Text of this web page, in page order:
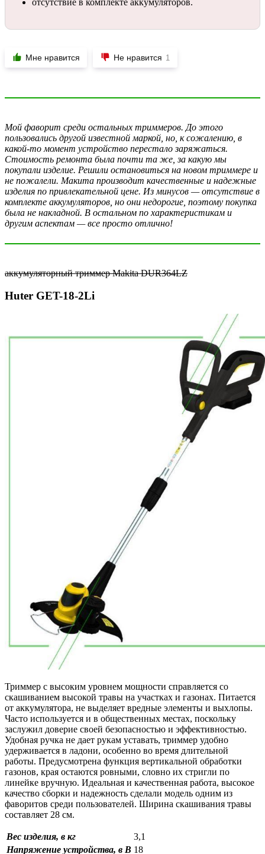
отсутствие в комплекте аккумуляторов.
Мне нравится Не нравится 1
Мой фаворит среди остальных триммеров. До этого
пользовались другой известной маркой, но, к сожалению, в
какой-то момент устройство перестало заряжаться.
Стоимость ремонта была почти та же, за какую мы
покупали изделие. Решили остановиться на новом триммере и
не пожалели. Макита производит качественные и надежные
изделия по привлекательной цене. Из минусов — отсутствие в
комплекте аккумуляторов, но они недорогие, поэтому покупка
была не накладной. В остальном по характеристикам и
другим аспектам — все просто отлично!
аккумуляторный триммер Makita DUR364LZ
Huter GET-18-2Li
Триммер с высоким уровнем мощности справляется со
скашиванием высокой травы на участках и газонах. Питается
от аккумулятора, не выделяет вредные элементы и выхлопы.
Часто используется и в общественных местах, поскольку
заслужил доверие своей безопасностью и эффективностью.
Удобная ручка не дает рукам уставать, триммер удобно
удерживается в ладони, особенно во время длительной
работы. Предусмотрена функция вертикальной обработки
газонов, края остаются ровными, словно их стригли по
линейке вручную. Идеальная и качественная работа, высокое
качество сборки и надежность сделали модель одним из
фаворитов среди пользователей. Ширина скашивания травы
составляет 28 см.
Вес изделия, в кг
3,1
Напряжение устройства, в В 18